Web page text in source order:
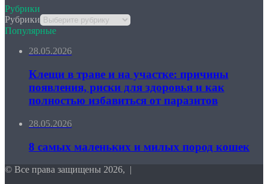
Рубрики
Рубрики
Популярные
28.05.2026
Клещи в траве и на участке: причины
появления, риски для здоровья и как
полностью избавиться от паразитов
28.05.2026
8 самых маленьких и милых пород кошек
© Все права защищены 2026, |